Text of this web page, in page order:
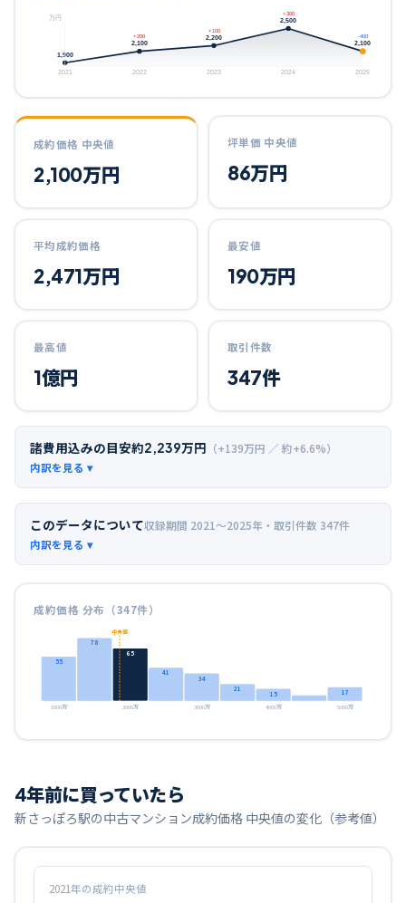
万円
1,900
2021
2,100
+200
2022
2,200
+100
2023
2,500
+300
2024
2,100
-400
2025
成約価格 中央値
2,100万円
坪単価 中央値
86万円
平均成約価格
2,471万円
最安値
190万円
最高値
1億円
取引件数
347件
諸費用込みの目安約2,239万円 （+139万円 ／ 約+6.6%）
このデータについて収録期間 2021〜2025年 ・取引件数 347件
成約価格 分布（347件）
55
78
65
41
34
21
15 17
1000万 2000万 3000万 4000万 5000万
中央値
4年前に買っていたら
新さっぽろ駅の中古マンション成約価格 中央値の変化（参考値）
2021年の成約中央値